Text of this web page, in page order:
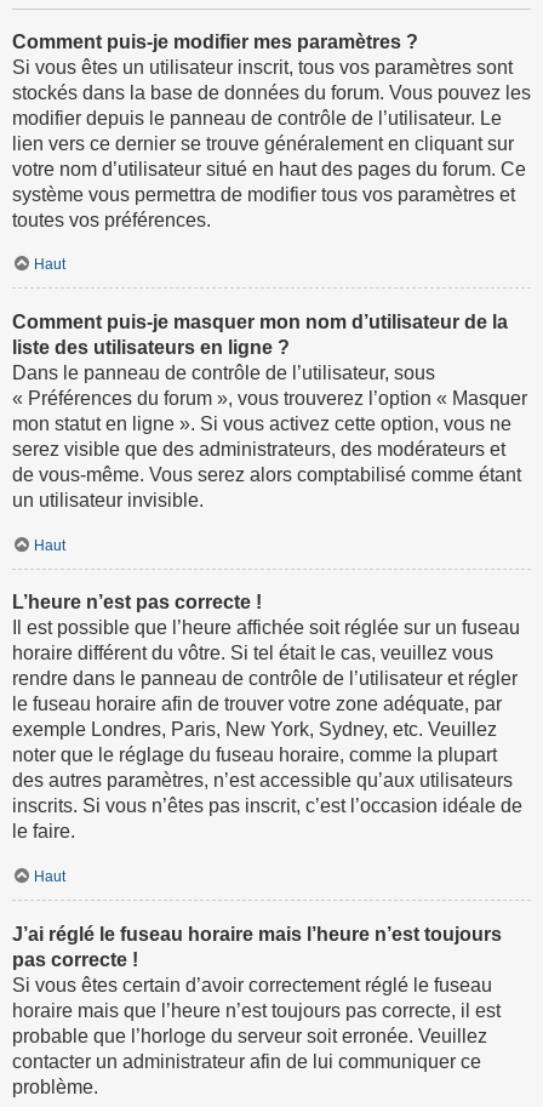
Comment puis-je modifier mes paramètres ?
Si vous êtes un utilisateur inscrit, tous vos paramètres sont
stockés dans la base de données du forum. Vous pouvez les
modifier depuis le panneau de contrôle de l’utilisateur. Le
lien vers ce dernier se trouve généralement en cliquant sur
votre nom d’utilisateur situé en haut des pages du forum. Ce
système vous permettra de modifier tous vos paramètres et
toutes vos préférences.
Haut
Comment puis-je masquer mon nom d’utilisateur de la
liste des utilisateurs en ligne ?
Dans le panneau de contrôle de l’utilisateur, sous
« Préférences du forum », vous trouverez l’option « Masquer
mon statut en ligne ». Si vous activez cette option, vous ne
serez visible que des administrateurs, des modérateurs et
de vous-même. Vous serez alors comptabilisé comme étant
un utilisateur invisible.
Haut
L’heure n’est pas correcte !
Il est possible que l’heure affichée soit réglée sur un fuseau
horaire différent du vôtre. Si tel était le cas, veuillez vous
rendre dans le panneau de contrôle de l’utilisateur et régler
le fuseau horaire afin de trouver votre zone adéquate, par
exemple Londres, Paris, New York, Sydney, etc. Veuillez
noter que le réglage du fuseau horaire, comme la plupart
des autres paramètres, n’est accessible qu’aux utilisateurs
inscrits. Si vous n’êtes pas inscrit, c’est l’occasion idéale de
le faire.
Haut
J’ai réglé le fuseau horaire mais l’heure n’est toujours
pas correcte !
Si vous êtes certain d’avoir correctement réglé le fuseau
horaire mais que l’heure n’est toujours pas correcte, il est
probable que l’horloge du serveur soit erronée. Veuillez
contacter un administrateur afin de lui communiquer ce
problème.